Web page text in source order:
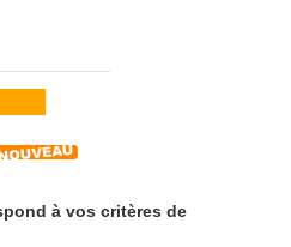
à vos critères de